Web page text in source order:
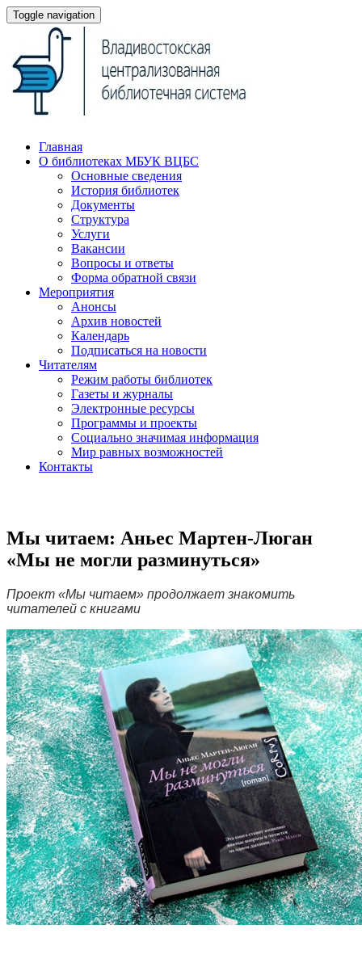
Toggle navigation
Главная
О библиотеках МБУК ВЦБС
Основные сведения
История библиотек
Документы
Структура
Услуги
Вакансии
Вопросы и ответы
Форма обратной связи
Мероприятия
Анонсы
Архив новостей
Календарь
Подписаться на новости
Читателям
Режим работы библиотек
Газеты и журналы
Электронные ресурсы
Программы и проекты
Социально значимая информация
Мир равных возможностей
Контакты
Мы читаем: Аньес Мартен-Люган
«Мы не могли разминуться»
Проект «Мы читаем» продолжает знакомить
читателей с книгами